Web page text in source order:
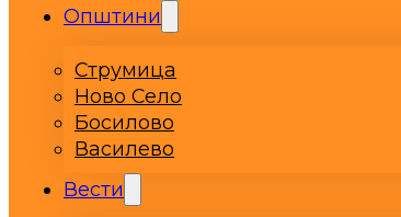
Општини
Струмица
Ново Село
Босилово
Василево
Вести